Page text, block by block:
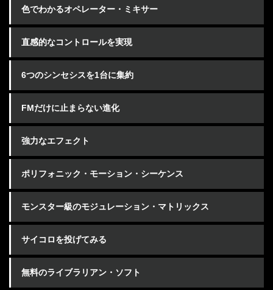
色でわかるオペレーター・ミキサー
直感的なコントロールを実現
6つのシンセシスを1台に集約
FMだけに止まらない進化
強力なエフェクト
ポリフォニック・モーション・シーケンス
モンスター級のモジュレーション・マトリックス
サイコロを投げてみる
無料のライブラリアン・ソフト